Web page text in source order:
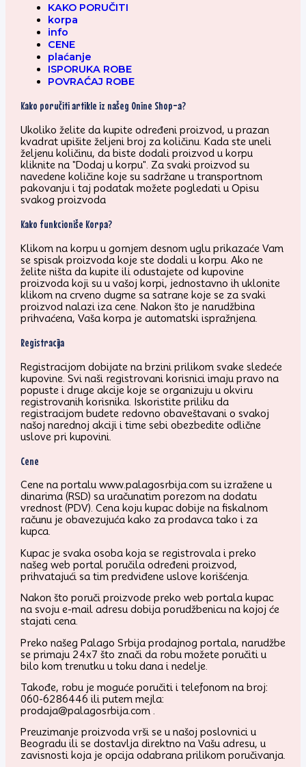
KAKO PORUČITI
korpa
info
CENE
plaćanje
ISPORUKA ROBE
POVRAĆAJ ROBE
Kako poručiti artikle iz našeg Onine Shop-a?
Ukoliko želite da kupite određeni proizvod, u prazan
kvadrat upišite željeni broj za količinu. Kada ste uneli
željenu količinu, da biste dodali proizvod u korpu
kliknite na "Dodaj u korpu". Za svaki proizvod su
navedene količine koje su sadržane u transportnom
pakovanju i taj podatak možete pogledati u Opisu
svakog proizvoda
Kako funkcioniše Korpa?
Klikom na korpu u gornjem desnom uglu prikazaće Vam
se spisak proizvoda koje ste dodali u korpu. Ako ne
želite ništa da kupite ili odustajete od kupovine
proizvoda koji su u vašoj korpi, jednostavno ih uklonite
klikom na crveno dugme sa satrane koje se za svaki
proizvod nalazi iza cene. Nakon što je narudžbina
prihvaćena, Vaša korpa je automatski ispražnjena.
Registracija
Registracijom dobijate na brzini prilikom svake sledeće
kupovine. Svi naši registrovani korisnici imaju pravo na
popuste i druge akcije koje se organizuju u okviru
registrovanih korisnika. Iskoristite priliku da
registracijom budete redovno obaveštavani o svakoj
našoj narednoj akciji i time sebi obezbedite odlične
uslove pri kupovini.
Cene
Cene na portalu www.palagosrbija.com su izražene u
dinarima (RSD) sa uračunatim porezom na dodatu
vrednost (PDV). Cena koju kupac dobije na fiskalnom
računu je obavezujuća kako za prodavca tako i za
kupca.
Kupac je svaka osoba koja se registrovala i preko
našeg web portal poručila određeni proizvod,
prihvatajući sa tim predviđene uslove korišćenja.
Nakon što poruči proizvode preko web portala kupac
na svoju e-mail adresu dobija porudžbenicu na kojoj će
stajati cena.
Preko našeg Palago Srbija prodajnog portala, narudžbe
se primaju 24x7 što znači da robu možete poručiti u
bilo kom trenutku u toku dana i nedelje.
Takođe, robu je moguće poručiti i telefonom na broj:
060-6286446 ili putem mejla:
prodaja@palagosrbija.com .
Preuzimanje proizvoda vrši se u našoj poslovnici u
Beogradu ili se dostavlja direktno na Vašu adresu, u
zavisnosti koja je opcija odabrana prilikom poručivanja.